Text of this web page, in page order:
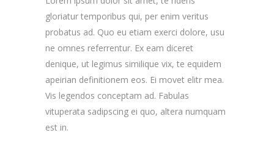
gloriatur temporibus qui, per enim veritus
probatus ad. Quo eu etiam exerci dolore, usu
ne omnes referrentur. Ex eam diceret
denique, ut legimus similique vix, te equidem
apeirian definitionem eos. Ei movet elitr mea.
Vis legendos conceptam ad. Fabulas
vituperata sadipscing ei quo, altera numquam
est in.